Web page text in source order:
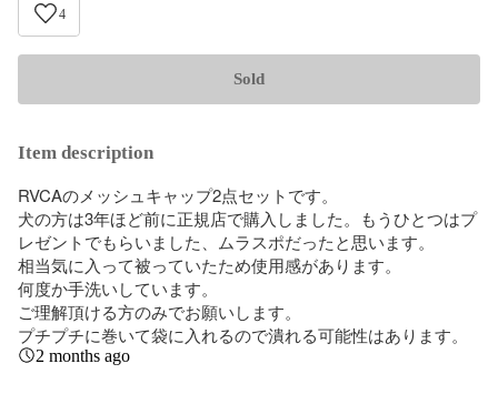
4
Sold
Item description
RVCAのメッシュキャップ2点セットです。
犬の方は3年ほど前に正規店で購入しました。もうひとつはプ
レゼントでもらいました、ムラスポだったと思います。
相当気に入って被っていたため使用感があります。
何度か手洗いしています。
ご理解頂ける方のみでお願いします。
プチプチに巻いて袋に入れるので潰れる可能性はあります。
2 months ago